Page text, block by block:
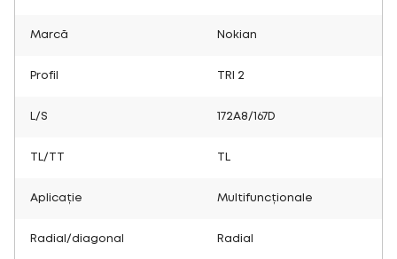
Marcă Nokian
Profil TRI 2
L/S 172A8/167D
TL/TT
Aplicație Multifuncționale
Radial/diagonal Radial